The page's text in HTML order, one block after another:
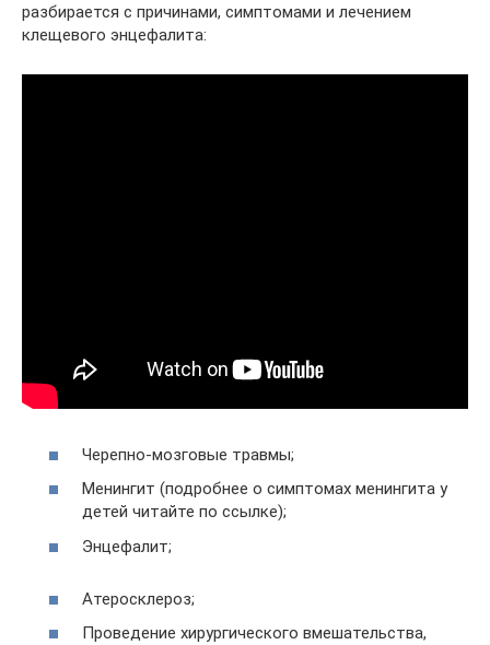
разбирается с причинами, симптомами и лечением
клещевого энцефалита:
Черепно-мозговые травмы;
Менингит (подробнее о симптомах менингита у
детей читайте по ссылке);
Энцефалит;
Атеросклероз;
Проведение хирургического вмешательства,